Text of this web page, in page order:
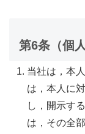
第6条（個
当社は，本
は，本人に
し，開示す
は，その全